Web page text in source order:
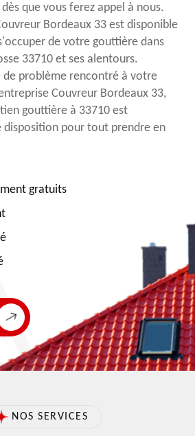
que vous ferez appel à nous.
Bordeaux 33 est disponible
de votre gouttière dans
33710 et ses alentours.
de problème rencontré à votre
Couvreur Bordeaux 33,
gouttière à 33710 est
pour tout prendre en
gratuits
NOS SERVICES